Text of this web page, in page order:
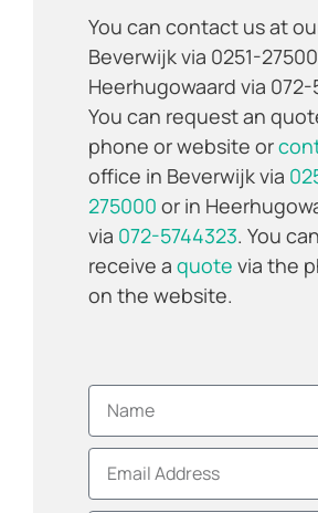
You can contact us at
Beverwijk via 0251-
Heerhugowaard via 072-
You can request an
phone or website or
office in Beverwijk via
275000 or in
via 072-5744323. You
receive a quote via the
on the website.